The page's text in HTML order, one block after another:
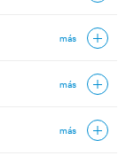
más
más
más